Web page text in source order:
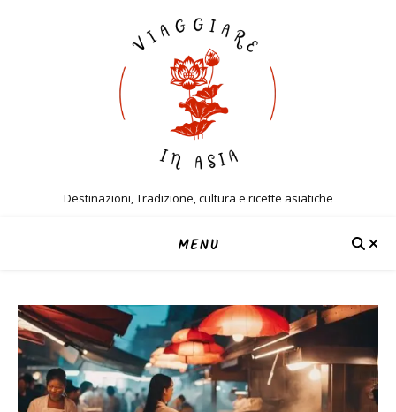
Destinazioni, Tradizione, cultura e ricette asiatiche
MENU